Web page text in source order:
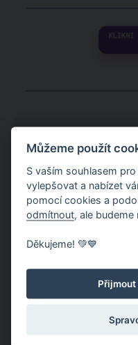
Můžeme použít
S vaším souhlasem
vylepšovat a nabízet
pomocí cookies a
odmítnout , ale
Děkujeme! 💚💙